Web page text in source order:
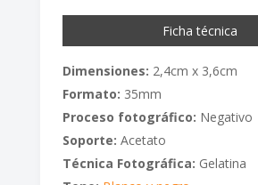
Ficha técnica
Dimensiones: 2,4cm x 3,6cm
Formato: 35mm
Proceso fotográfico: Negativo
Soporte: Acetato
Técnica Fotográfica: Gelatina